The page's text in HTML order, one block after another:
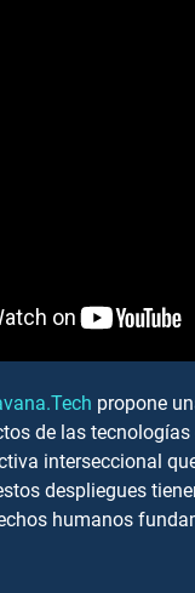
propone
de las tecnologías
interseccional
despliegues
humanos